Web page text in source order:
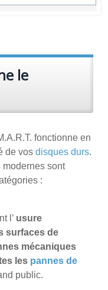
le
fonctionne en
de vos disques durs.
modernes sont
:
l’ usure
surfaces de
mécaniques
les pannes de
public.